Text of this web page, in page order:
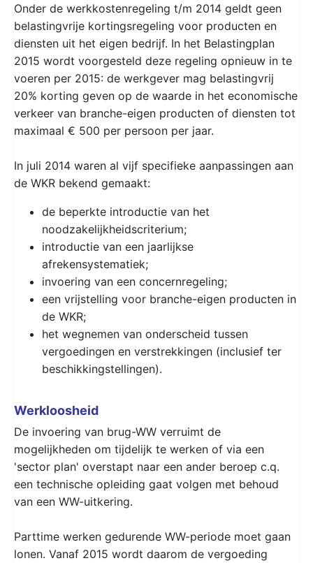
Onder de werkkostenregeling t/m 2014 geldt geen
belastingvrije kortingsregeling voor producten en
diensten uit het eigen bedrijf. In het Belastingplan
2015 wordt voorgesteld deze regeling opnieuw in te
voeren per 2015: de werkgever mag belastingvrij
20% korting geven op de waarde in het economische
verkeer van branche-eigen producten of diensten tot
maximaal € 500 per persoon per jaar.
In juli 2014 waren al vijf specifieke aanpassingen aan
de WKR bekend gemaakt:
de beperkte introductie van het
noodzakelijkheidscriterium;
introductie van een jaarlijkse
afrekensystematiek;
invoering van een concernregeling;
een vrijstelling voor branche-eigen producten in
de WKR;
het wegnemen van onderscheid tussen
vergoedingen en verstrekkingen (inclusief ter
beschikkingstellingen).
Werkloosheid
De invoering van brug-WW verruimt de
mogelijkheden om tijdelijk te werken of via een
'sector plan' overstapt naar een ander beroep c.q.
een technische opleiding gaat volgen met behoud
van een WW-uitkering.
Parttime werken gedurende WW-periode moet gaan
lonen. Vanaf 2015 wordt daarom de vergoeding